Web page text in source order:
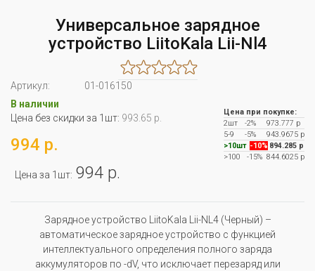
Универсальное зарядное
устройство LiitoKala Lii-Nl4
Артикул:
01-016150
В наличии
Цена без скидки за 1шт: 993.65 р.
994 р.
Цена за 1шт: 994 р.
Цена при покупке:
2шт
-2%
973.777 р
5-9
-5%
943.9675 р
>10шт -10% 894.285 р
>100
-15% 844.6025 р
Зарядное устройство LiitoKala Lii-NL4 (Черный) –
автоматическое зарядное устройство с функцией
интеллектуального определения полного заряда
аккумуляторов по -dV, что исключает перезаряд или